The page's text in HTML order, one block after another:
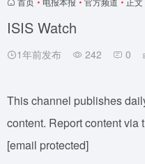
ISIS Watch
1年前发布 242 0
This channel publishes
content. Report content via
[email protected]